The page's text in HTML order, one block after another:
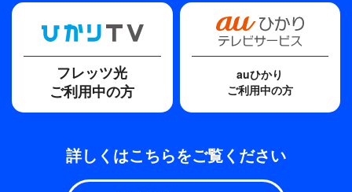
フレッツ光
ご利用中の方
auひかり
ご利用中の方
詳しくはこちらをご覧ください